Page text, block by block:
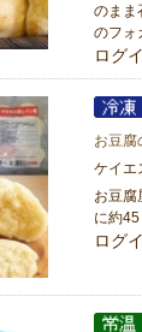
のまま
のフォ
ログ
お豆腐
ケイエ
お豆腐
に約
ログ